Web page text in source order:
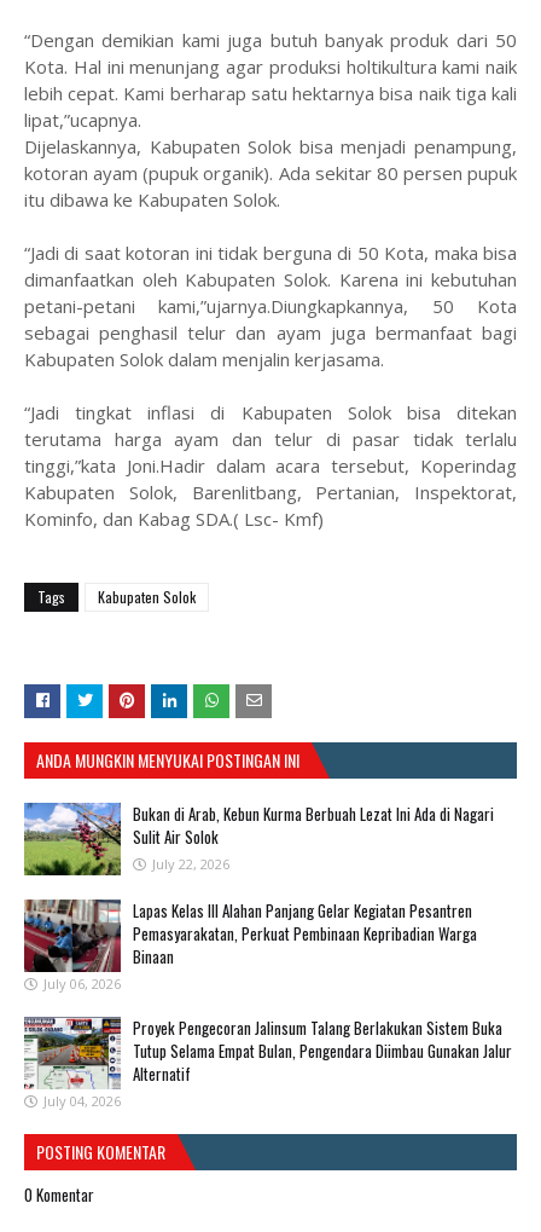
“Dengan demikian kami juga butuh banyak produk dari 50
Kota. Hal ini menunjang agar produksi holtikultura kami naik
lebih cepat. Kami berharap satu hektarnya bisa naik tiga kali
lipat,”ucapnya.
Dijelaskannya, Kabupaten Solok bisa menjadi penampung,
kotoran ayam (pupuk organik). Ada sekitar 80 persen pupuk
itu dibawa ke Kabupaten Solok.
“Jadi di saat kotoran ini tidak berguna di 50 Kota, maka bisa
dimanfaatkan oleh Kabupaten Solok. Karena ini kebutuhan
petani-petani kami,”ujarnya.Diungkapkannya, 50 Kota
sebagai penghasil telur dan ayam juga bermanfaat bagi
Kabupaten Solok dalam menjalin kerjasama.
“Jadi tingkat inflasi di Kabupaten Solok bisa ditekan
terutama harga ayam dan telur di pasar tidak terlalu
tinggi,”kata Joni.Hadir dalam acara tersebut, Koperindag
Kabupaten Solok, Barenlitbang, Pertanian, Inspektorat,
Kominfo, dan Kabag SDA.( Lsc- Kmf)
Tags Kabupaten Solok
ANDA MUNGKIN MENYUKAI POSTINGAN INI
Bukan di Arab, Kebun Kurma Berbuah Lezat Ini Ada di Nagari
Sulit Air Solok
July 22, 2026
Lapas Kelas III Alahan Panjang Gelar Kegiatan Pesantren
Pemasyarakatan, Perkuat Pembinaan Kepribadian Warga
Binaan
July 06, 2026
Proyek Pengecoran Jalinsum Talang Berlakukan Sistem Buka
Tutup Selama Empat Bulan, Pengendara Diimbau Gunakan Jalur
Alternatif
July 04, 2026
POSTING KOMENTAR
0 Komentar